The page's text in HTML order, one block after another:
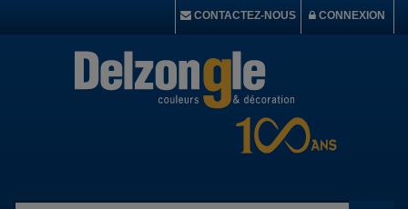
CONNEXION
CONTACTEZ-NOUS